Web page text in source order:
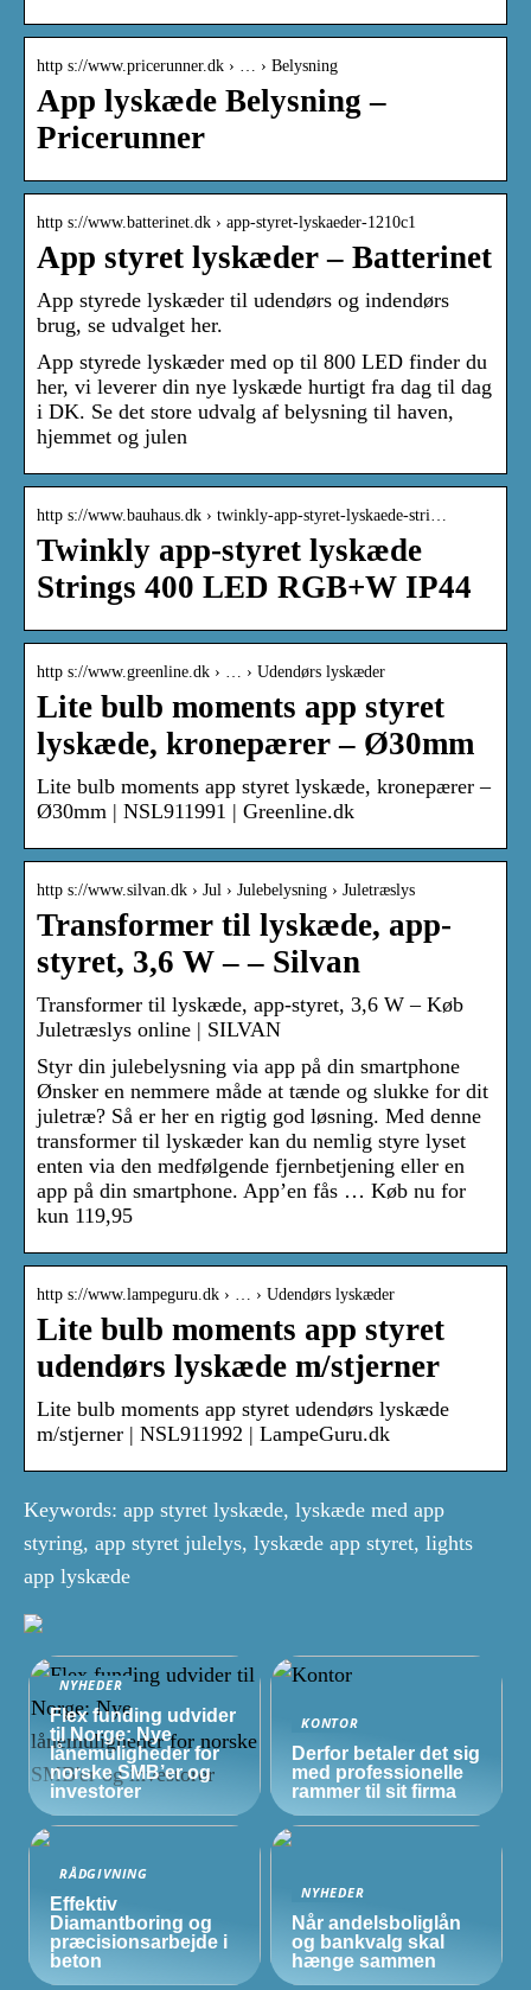
http s://www.pricerunner.dk › … › Belysning
App lyskæde Belysning –
Pricerunner
http s://www.batterinet.dk › app-styret-lyskaeder-1210c1
App styret lyskæder – Batterinet
App styrede lyskæder til udendørs og indendørs
brug, se udvalget her.
App styrede lyskæder med op til 800 LED finder du
her, vi leverer din nye lyskæde hurtigt fra dag til dag
i DK. Se det store udvalg af belysning til haven,
hjemmet og julen
http s://www.bauhaus.dk › twinkly-app-styret-lyskaede-stri…
Twinkly app-styret lyskæde
Strings 400 LED RGB+W IP44
http s://www.greenline.dk › … › Udendørs lyskæder
Lite bulb moments app styret
lyskæde, kronepærer – Ø30mm
Lite bulb moments app styret lyskæde, kronepærer –
Ø30mm | NSL911991 | Greenline.dk
http s://www.silvan.dk › Jul › Julebelysning › Juletræslys
Transformer til lyskæde, app-
styret, 3,6 W – – Silvan
Transformer til lyskæde, app-styret, 3,6 W – Køb
Juletræslys online | SILVAN
Styr din julebelysning via app på din smartphone
Ønsker en nemmere måde at tænde og slukke for dit
juletræ? Så er her en rigtig god løsning. Med denne
transformer til lyskæder kan du nemlig styre lyset
enten via den medfølgende fjernbetjening eller en
app på din smartphone. App’en fås … Køb nu for
kun 119,95
http s://www.lampeguru.dk › … › Udendørs lyskæder
Lite bulb moments app styret
udendørs lyskæde m/stjerner
Lite bulb moments app styret udendørs lyskæde
m/stjerner | NSL911992 | LampeGuru.dk
Keywords: app styret lyskæde, lyskæde med app
styring, app styret julelys, lyskæde app styret, lights
app lyskæde
NYHEDER
Flex funding udvider
til Norge: Nye
lånemuligheder for
norskeSMB’erog
investorer
KONTOR
Derfor betaler det sig
med professionelle
rammer til sit firma
RÅDGIVNING
Effektiv
Diamantboring og
præcisionsarbejde i
beton
NYHEDER
Når andelsboliglån
og bankvalg skal
hænge sammen